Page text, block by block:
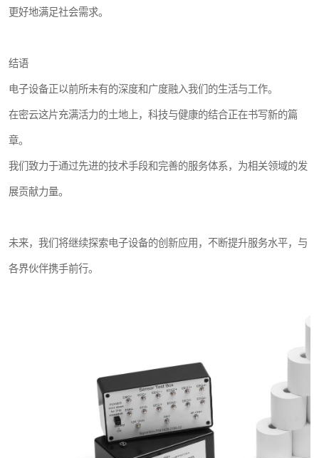
更好地满足社会需求。
结语
电子设备正以前所未有的深度和广度融入我们的生活与工作。
在密云这片充满活力的土地上，科技与健康的结合正在书写新的篇
章。
我们致力于通过先进的技术手段和完善的服务体系，为相关领域的发
展贡献力量。
未来，我们将继续探索电子设备的创新应用，不断提升服务水平，与
各界伙伴携手前行。